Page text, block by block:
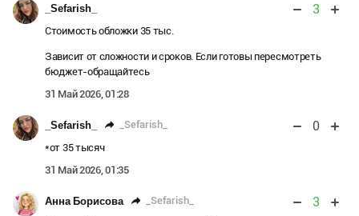
_Sefarish_ 3
Стоимость обложки 35 тыс.
Зависит от сложности и сроков. Если готовы пересмотреть
бюджет-обращайтесь
31 Май 2026, 01:28
_Sefarish_ _Sefarish_ 0
*от 35 тысяч
31 Май 2026, 01:35
Анна Борисова _Sefarish_ 3